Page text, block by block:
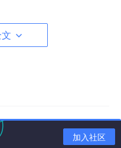
加入社区